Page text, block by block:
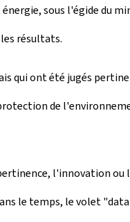
sous l'égide du
résultats.
qui ont été jugés
de
l'innovation
le temps, le volet